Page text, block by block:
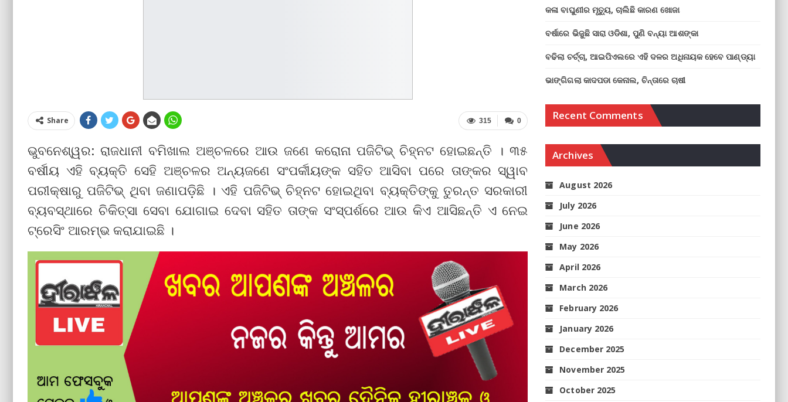
0
315
Share
ଭୁବନେଶ୍ୱର: ରାଜଧାନୀ ବମିଖାଲ ଅଞ୍ଚଳରେ ଆଉ ଜଣେ କରୋନା ପଜିଟିଭ୍ ଚିହ୍ନଟ ହୋଇଛନ୍ତି । ୩୫
ବର୍ଷୀୟ ଏହି ବ୍ୟକ୍ତି ସେହି ଅଞ୍ଚଳର ଅନ୍ୟଜଣେ ସଂପର୍କୀୟଙ୍କ ସହିତ ଆସିବା ପରେ ତାଙ୍କର ସ୍ୱାବ
ପରୀକ୍ଷାରୁ ପଜିଟିଭ୍ ଥିବା ଜଣାପଡ଼ିଛି । ଏହି ପଜିଟିଭ୍ ଚିହ୍ନଟ ହୋଇଥିବା ବ୍ୟକ୍ତିଙ୍କୁ ତୁରନ୍ତ ସରକାରୀ
ବ୍ୟବସ୍ଥାରେ ଚିକିତ୍ସା ସେବା ଯୋଗାଇ ଦେବା ସହିତ ତାଙ୍କ ସଂସ୍ପର୍ଶରେ ଆଉ କିଏ ଆସିଛନ୍ତି ଏ ନେଇ
ଟ୍ରେସିଂ ଆରମ୍ଭ କରାଯାଇଛି ।
କଳା ବାଘୁଣୀର ମୃତ୍ୟୁ, ଚାଲିଛି କାରଣ ଖୋଜା
ବର୍ଷାରେ ଭିଜୁଛି ସାରା ଓଡିଶା, ପୁଣି ବନ୍ୟା ଆଶଙ୍କା
ବଢିଲା ଚର୍ଚ୍ଚା, ଆଇପିଏଲରେ ଏହି ଦଳର ଅଧିନାୟକ ହେବେ ପାଣ୍ଡ୍ୟା
ଭାଙ୍ଗିଗଲା କାଦପଡା କେନାଲ, ଚିନ୍ତାରେ ଚାଷୀ
Recent Comments
Archives
August 2026
July 2026
June 2026
May 2026
April 2026
March 2026
February 2026
January 2026
December 2025
November 2025
October 2025